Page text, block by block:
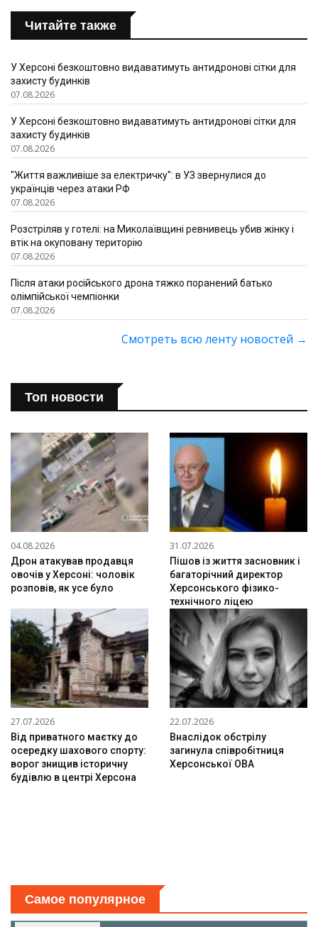
Читайте также
У Херсоні безкоштовно видаватимуть антидронові сітки для
захисту будинків
07.08.2026
У Херсоні безкоштовно видаватимуть антидронові сітки для
захисту будинків
07.08.2026
"Життя важливіше за електричку": в УЗ звернулися до
українців через атаки РФ
07.08.2026
Розстріляв у готелі: на Миколаївщині ревнивець убив жінку і
втік на окуповану територію
07.08.2026
Після атаки російського дрона тяжко поранений батько
олімпійської чемпіонки
07.08.2026
Смотреть всю ленту новостей →
Топ новости
04.08.2026
Дрон атакував продавця
овочів у Херсоні: чоловік
розповів, як усе було
31.07.2026
Пішов із життя засновник і
багаторічний директор
Херсонського фізико-
технічного ліцею
27.07.2026
Від приватного маєтку до
осередку шахового спорту:
ворог знищив історичну
будівлю в центрі Херсона
22.07.2026
Внаслідок обстрілу
загинула співробітниця
Херсонської ОВА
Самое популярное